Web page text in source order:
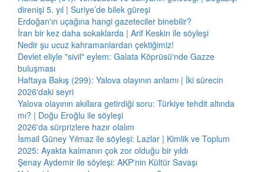
direnişi 5. yıl | Suriye’de bilek güreşi
Erdoğan'ın uçağına hangi gazeteciler binebilir?
İran bir kez daha sokaklarda | Arif Keskin ile söyleşi
Nedir şu ucuz kahramanlardan çektiğimiz!
Devlet eliyle "sivil" eylem: Galata Köprüsü'nde Gazze
buluşması
Haftaya Bakış (299): Yalova olayının anlamı | İki sürecin
2026'daki seyri
Yalova olayının akıllara getirdiği soru: Türkiye tehdit altında
mı? | Doğu Eroğlu ile söyleşi
2026'da sürprizlere hazır olalım
İsmail Güney Yılmaz ile söyleşi: Lazlar | Kimlik ve Toplum
2025: Ayakta kalmanın çok zor olduğu bir yıldı
Şenay Aydemir ile söyleşi: AKP'nin Kültür Savaşı